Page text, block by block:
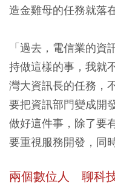
造金雞母的任務就落
「過去，電信業的
持做這樣的事，我就
灣大資訊長的任務，
要把資訊部門變成開
做好這件事，除了要
要重視服務開發，同
兩個數位人 聊科